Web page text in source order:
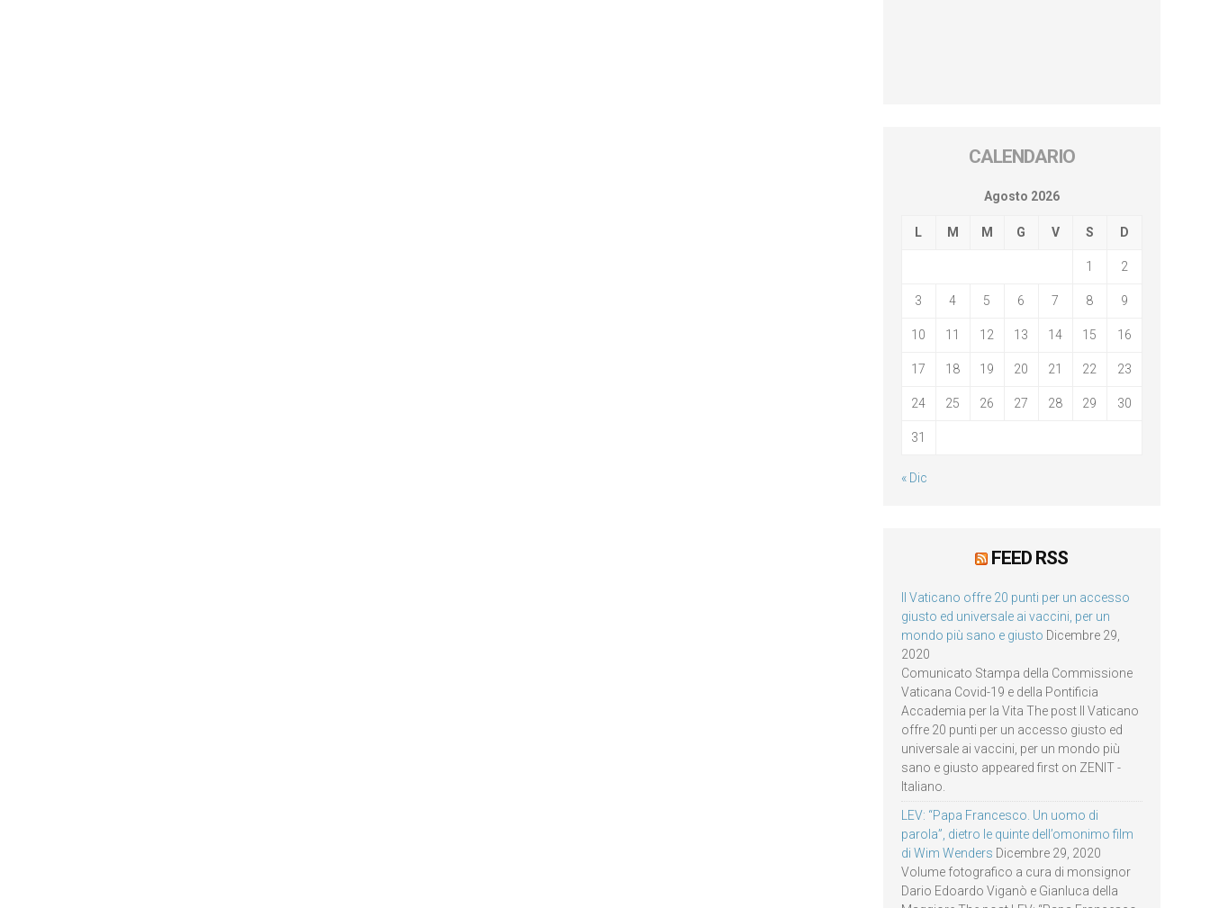
CALENDARIO
Agosto 2026
L M M G V S D
1 2
3 4 5 6 7 8 9
10 11 12 13 14 15 16
17 18 19 20 21 22 23
24 25 26 27 28 29 30
31
« Dic
FEED RSS
Il Vaticano offre 20 punti per un accesso
giusto ed universale ai vaccini, per un
mondo più sano e giusto Dicembre 29,
2020
Comunicato Stampa della Commissione
Vaticana Covid-19 e della Pontificia
Accademia per la Vita The post Il Vaticano
offre 20 punti per un accesso giusto ed
universale ai vaccini, per un mondo più
sano e giusto appeared first on ZENIT -
Italiano.
LEV: “Papa Francesco. Un uomo di
parola”, dietro le quinte dell’omonimo film
di Wim Wenders Dicembre 29, 2020
Volume fotografico a cura di monsignor
Dario Edoardo Viganò e Gianluca della